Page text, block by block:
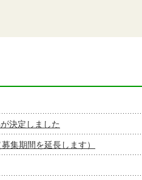
決定しました
集期間を延長します）